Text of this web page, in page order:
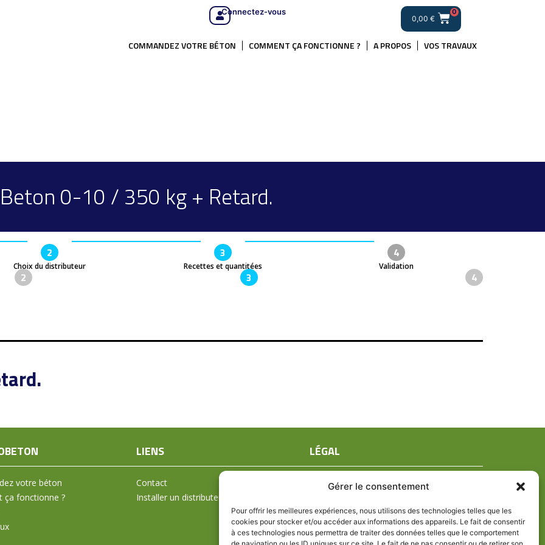
Gérer le consentement
Pour offrir les meilleures expériences, nous utilisons des technologies telles que les
cookies pour stocker et/ou accéder aux informations des appareils. Le fait de consentir
à ces technologies nous permettra de traiter des données telles que le comportement
Connectez-vous
0,00 €
0
COMMANDEZ VOTRE BÉTON COMMENT ÇA FONCTIONNE ? A PROPOS VOS TRAVAUX
Beton 0-10 / 350 kg + Retard.
2
Choix du distributeur
3
Recettes et quantitées
4
Validation
2 3 4
votre béton
ça fonctionne ?
LIENS
Contact
Installer un distributeur
LÉGAL
Mentions légales
Politique de confidentialité
Politique de cookies (UE)